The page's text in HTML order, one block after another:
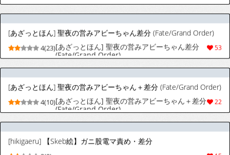
(Fate/Grand Order)
[あざっとほん] 聖夜の営みアビーちゃん＋差分 (Fate/Grand Order)
22
4(10)[あざっとほん] 聖夜の営みアビーちゃん＋差分
(Fate/Grand Order)
[hikigaeru] 【Skeb絵】ガニ股電マ責め・差分
15
3(9)
[あざっとほん] ずぽずぽアビーちゃん差分 (Fate Grand Order)